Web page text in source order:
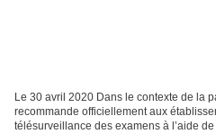
Le 30 avril 2020 Dans le contexte de la
recommande officiellement aux
télésurveillance des examens à l’aide